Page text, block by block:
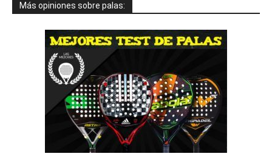
Más opiniones sobre palas: